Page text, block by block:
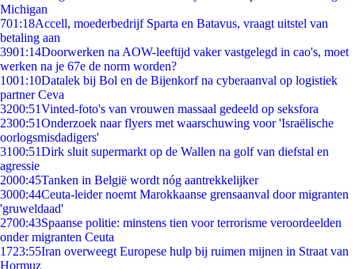
Michigan
701:18Accell, moederbedrijf Sparta en Batavus, vraagt uitstel van
betaling aan
3901:14Doorwerken na AOW-leeftijd vaker vastgelegd in cao's, moet
werken na je 67e de norm worden?
1001:10Datalek bij Bol en de Bijenkorf na cyberaanval op logistiek
partner Ceva
3200:51Vinted-foto's van vrouwen massaal gedeeld op seksfora
2300:51Onderzoek naar flyers met waarschuwing voor 'Israëlische
oorlogsmisdadigers'
3100:51Dirk sluit supermarkt op de Wallen na golf van diefstal en
agressie
2000:45Tanken in België wordt nóg aantrekkelijker
3000:44Ceuta-leider noemt Marokkaanse grensaanval door migranten
'gruweldaad'
2700:43Spaanse politie: minstens tien voor terrorisme veroordeelden
onder migranten Ceuta
1723:55Iran overweegt Europese hulp bij ruimen mijnen in Straat van
Hormuz